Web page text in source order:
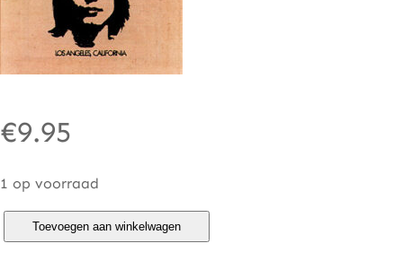
€9.95
1 op voorraad
Toevoegen aan winkelwagen